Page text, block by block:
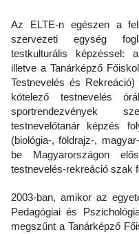
Az ELTE-n egészen a
szervezeti egység
testkulturális képzéssel:
illetve a Tanárképző
Testnevelés és
kötelező testnevelés
sportrendezvények
testnevelőtanár képzés
(biológia-, földrajz-,
be Magyarországon
testnevelés-rekreáció szak
2003-ban, amikor az
Pedagógiai és
megszűnt a Tanárképző